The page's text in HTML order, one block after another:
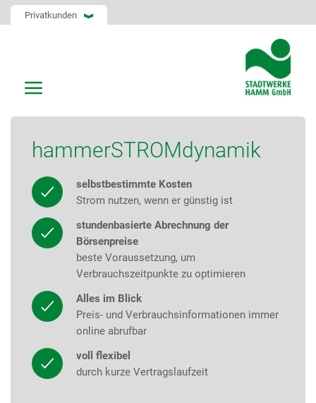
Privatkunden
hammerSTROMdynamik
selbstbestimmte Kosten
Strom nutzen, wenn er günstig ist
stundenbasierte Abrechnung der
Börsenpreise
beste Voraussetzung, um
Verbrauchszeitpunkte zu optimieren
Alles im Blick
Preis- und Verbrauchsinformationen immer
online abrufbar
voll flexibel
durch kurze Vertragslaufzeit